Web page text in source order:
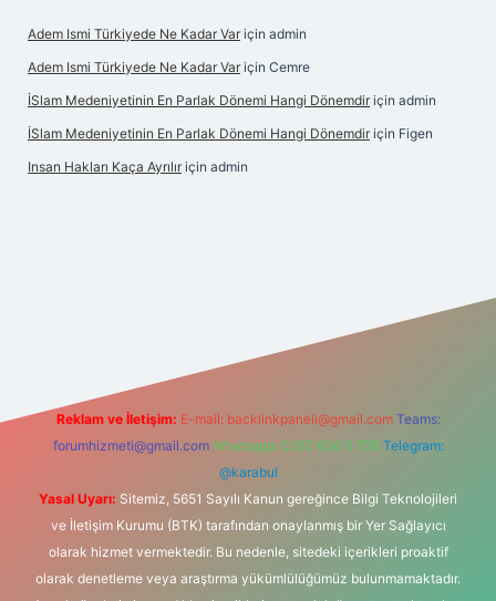
Adem Ismi Türkiyede Ne Kadar Var için admin
Adem Ismi Türkiyede Ne Kadar Var için Cemre
İSlam Medeniyetinin En Parlak Dönemi Hangi Dönemdir için admin
İSlam Medeniyetinin En Parlak Dönemi Hangi Dönemdir için Figen
Insan Hakları Kaça Ayrılır için admin
Reklam ve İletişim: E-mail: backlinkpaneli@gmail.com Teams:
forumhizmeti@gmail.com Whatsapp: 0262 606 0 726 Telegram:
@karabul
Yasal Uyarı: Sitemiz, 5651 Sayılı Kanun gereğince Bilgi Teknolojileri
ve İletişim Kurumu (BTK) tarafından onaylanmış bir Yer Sağlayıcı
olarak hizmet vermektedir. Bu nedenle, sitedeki içerikleri proaktif
olarak denetleme veya araştırma yükümlülüğümüz bulunmamaktadır.